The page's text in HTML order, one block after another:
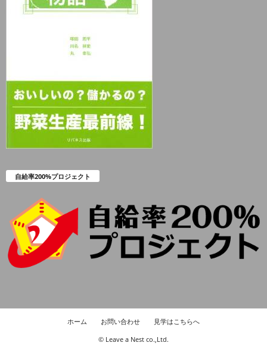
自給率200%プロジェクト
ホーム お問い合わせ
見学はこちらへ
© Leave a Nest co.,Ltd.